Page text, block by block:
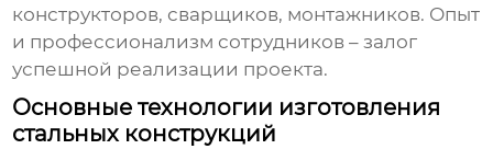
конструкторов, сварщиков, монтажников. Опыт
и профессионализм сотрудников – залог
успешной реализации проекта.
Основные технологии изготовления
стальных конструкций